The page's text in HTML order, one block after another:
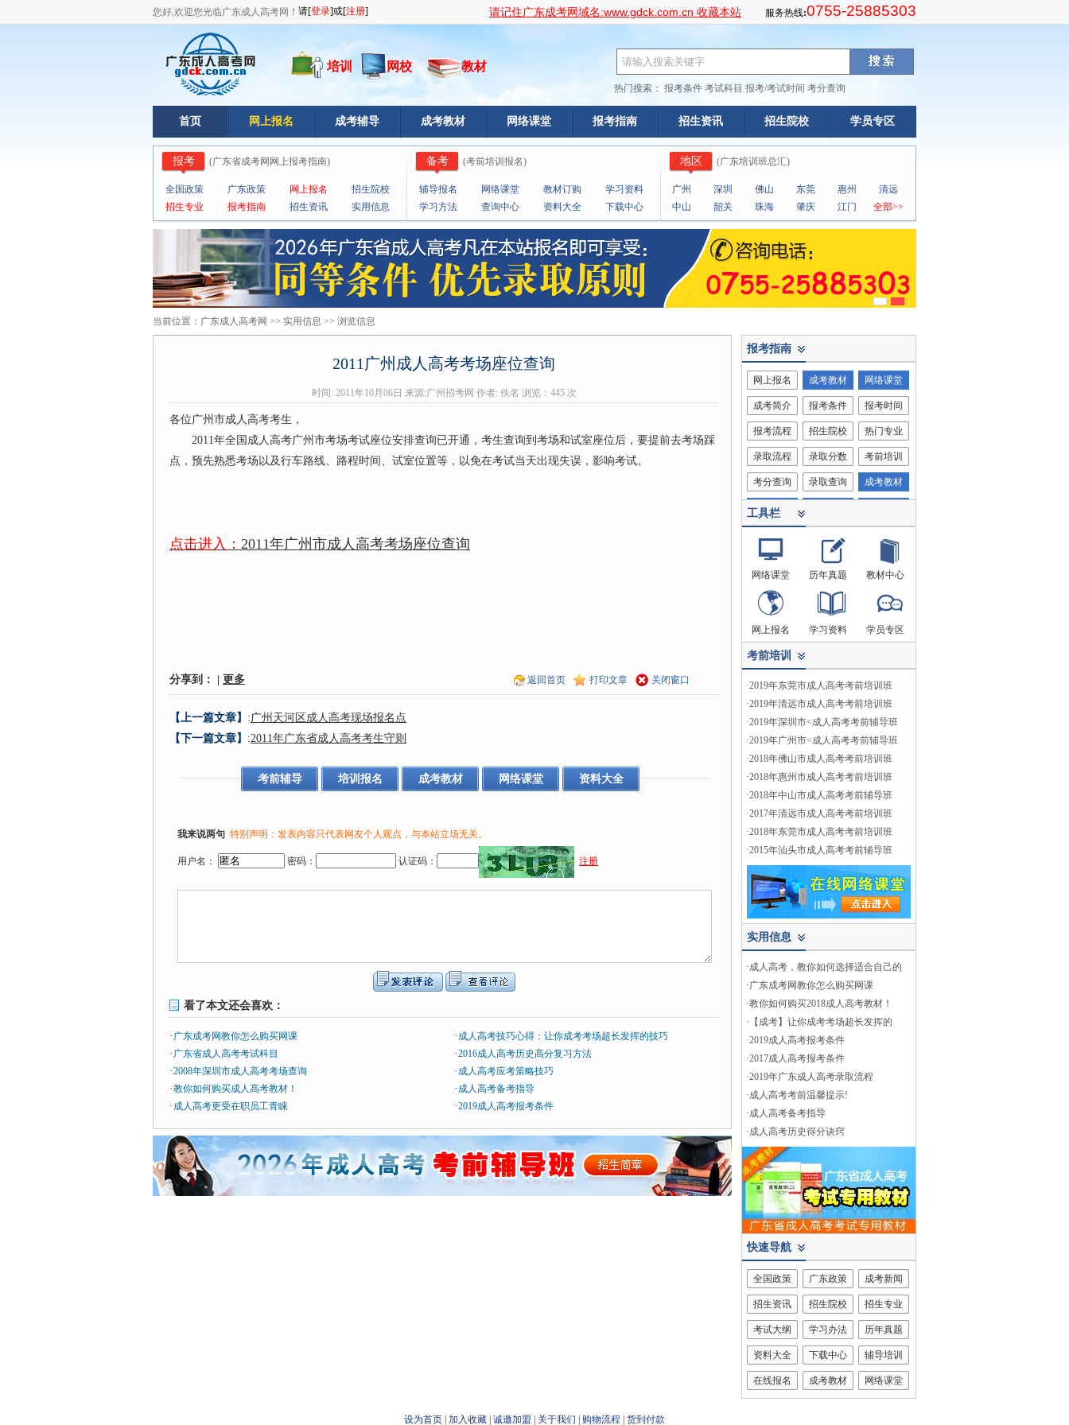
您好,欢迎您光临广东成人高考网！ 请记住广东成考网域名:www.gdck.com.cn 收藏本站 服务热线:0755-25885303
培训 网校 教材
热门搜索： 报考条件 考试科目 报考/考试时间 考分查询
首页 网上报名 成考辅导 成考教材 网络课堂 报考指南 招生资讯 招生院校 学员专区
报考 (广东省成考网网上报考指南)
全国政策 广东政策 网上报名
招生院校
招生专业
报考指南 招生资讯 实用信息
备考 (考前培训报名)
辅导报名 网络课堂 教材订购
学习资料
学习方法
查询中心 资料大全 下载中心
地区 (广东培训班总汇)
广州 深圳 佛山 东莞 惠州
清远
中山
韶关 珠海 肇庆 江门 全部>>
当前位置： 广东成人高考网 >> 实用信息 >> 浏览信息
2011广州成人高考考场座位查询
时间: 2011年10月06日 来源:广州招考网 作者: 佚名 浏览： 445 次
各位广州市成人高考考生，
2011年全国成人高考广州市考场考试座位安排查询已开通，考生查询到考场和试室座位后，要提前去考场踩
点，预先熟悉考场以及行车路线、路程时间、试室位置等，以免在考试当天出现失误，影响考试。
点击进入： 2011年广州市成人高考考场座位查询
分享到： 更多 返回首页 打印文章 关闭窗口
【上一篇文章】 :广州天河区成人高考现场报名点
【下一篇文章】 :2011年广东省成人高考考生守则
考前辅导 培训报名 成考教材 网络课堂 资料大全
我来说两句 特别声明：发表内容只代表网友个人观点，与本站立场无关。
用户名： 密码： 认证码： 注册
看了本文还会喜欢：
· 广东成考网教你怎么购买网课
· 广东省成人高考考试科目
·2008年深圳市成人高考考场查询
·教你如何购买成人高考教材！
· 成人高考更受在职员工青睐
· 成人高考技巧心得：让你成考考场超长发挥的技巧
·2016成人高考历史高分复习方法
· 成人高考应考策略技巧
· 成人高考备考指导
·2019成人高考报考条件
报考指南
网上报名 成考教材 网络课堂
成考简介 报考条件 报考时间
报考流程 招生院校 热门专业
录取流程 录取分数 考前培训
考分查询 录取查询 成考教材
考试科目
工具栏
网络课堂 历年真题 教材中心
网上报名 学习资料 学员专区
考前培训
·2019年东莞市成人高考考前培训班
·2019年清远市成人高考考前培训班
·2019年深圳市<成人高考考前辅导班
·2019年广州市<成人高考考前辅导班
·2018年佛山市成人高考考前培训班
·2018年惠州市成人高考考前培训班
·2018年中山市成人高考考前辅导班
·2017年清远市成人高考考前培训班
·2018年东莞市成人高考考前培训班
·2015年汕头市成人高考考前辅导班
实用信息
·成人高考，教你如何选择适合自己的
·广东成考网教你怎么购买网课
·教你如何购买2018成人高考教材！
· 【成考】让你成考考场超长发挥的
·2019成人高考报考条件
·2017成人高考报考条件
·2019年广东成人高考录取流程
·成人高考考前温馨提示!
·成人高考备考指导
·成人高考历史得分诀窍
快速导航
全国政策 广东政策 成考新闻
招生资讯 招生院校 招生专业
考试大纲 学习办法 历年真题
资料大全 下载中心 辅导培训
在线报名 成考教材 网络课堂
设为首页 加入收藏 诚邀加盟 关于我们 购物流程 货到付款